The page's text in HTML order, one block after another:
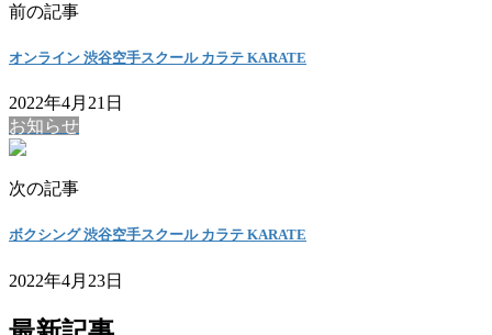
前の記事
オンライン 渋谷空手スクール カラテ KARATE
2022年4月21日
お知らせ
次の記事
ボクシング 渋谷空手スクール カラテ KARATE
2022年4月23日